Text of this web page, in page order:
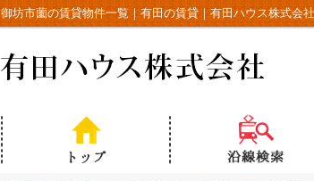
御坊市薗の賃貸物件一覧｜有田の賃貸｜有田ハウス株式会社